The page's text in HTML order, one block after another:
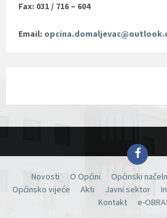
Fax: 031 / 716 – 604
Email:
Novosti O Općini Općinski
Općinsko vijeće
Akti Javni sektor
Kontakt
e-